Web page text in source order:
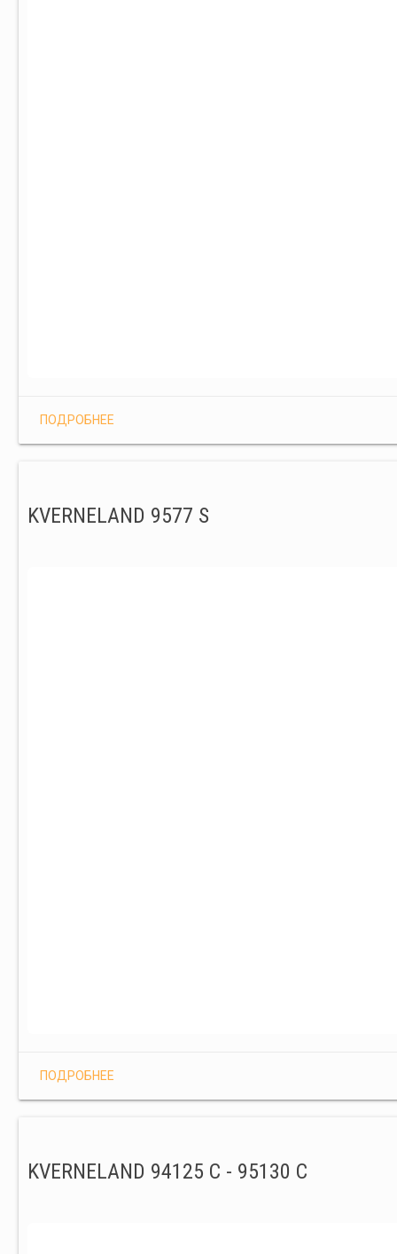
ПОДРОБНЕЕ
KVERNELAND 9577 S
ПОДРОБНЕЕ
KVERNELAND 94125 C - 95130 C